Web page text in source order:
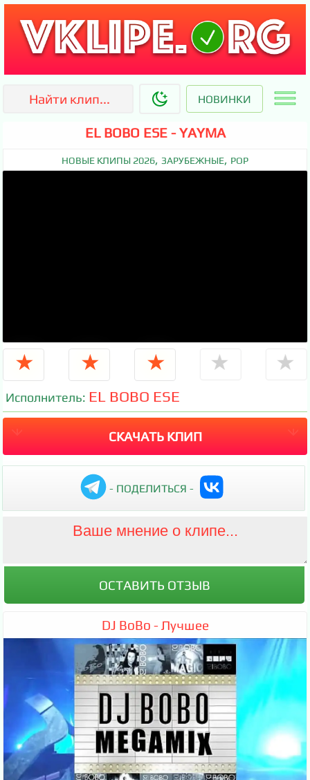
НОВИНКИ
EL BOBO ESE - YAYMA
НОВЫЕ КЛИПЫ 2026, ЗАРУБЕЖНЫЕ, POP
★ ★ ★ ★ ★
Исполнитель: EL BOBO ESE
СКАЧАТЬ КЛИП
- ПОДЕЛИТЬСЯ -
DJ BoBo - Лучшее